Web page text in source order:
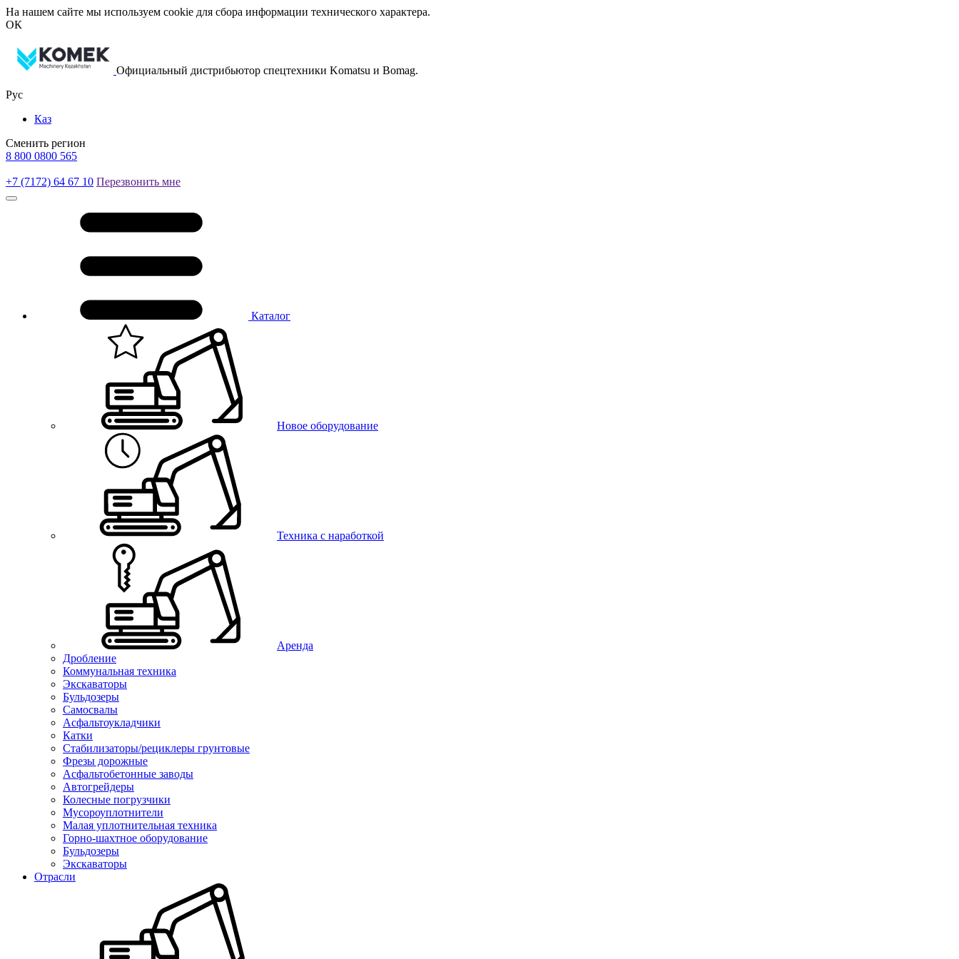
На нашем сайте мы используем cookie для сбора информации технического характера.
ОК
Официальный дистрибьютор спецтехники Komatsu и Bomag.
Рус
Каз
Сменить регион
8 800 0800 565
+7 (7172) 64 67 10 Перезвонить мне
Каталог
Новое оборудование
Техника с наработкой
Аренда
Дробление
Коммунальная техника
Экскаваторы
Бульдозеры
Самосвалы
Асфальтоукладчики
Катки
Стабилизаторы/рециклеры грунтовые
Фрезы дорожные
Асфальтобетонные заводы
Автогрейдеры
Колесные погрузчики
Мусороуплотнители
Малая уплотнительная техника
Горно-шахтное оборудование
Бульдозеры
Экскаваторы
Отрасли